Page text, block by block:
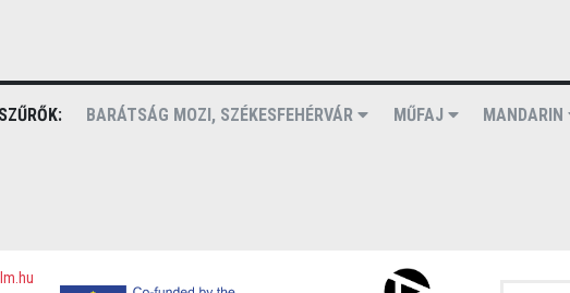
BARÁTSÁG MOZI, SZÉKESFEHÉRVÁR MŰFAJ MANDARIN